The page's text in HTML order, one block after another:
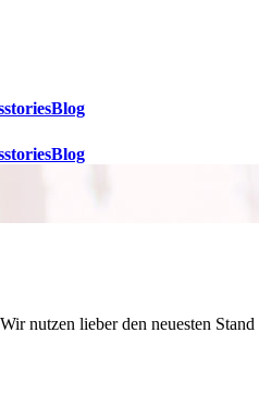
Blog
Blog
nutzen lieber den neuesten